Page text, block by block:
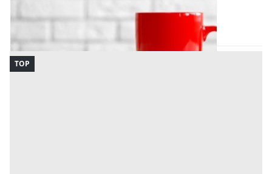
Codice asta:
c3ee6f4b
TOP